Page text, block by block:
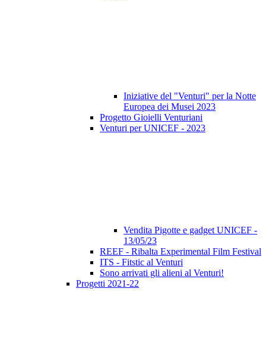
Iniziative del "Venturi" per la Notte
Europea dei Musei 2023
Progetto Gioielli Venturiani
Venturi per UNICEF - 2023
Vendita Pigotte e gadget UNICEF -
13/05/23
REEF - Ribalta Experimental Film Festival
ITS - Fitstic al Venturi
Sono arrivati gli alieni al Venturi!
Progetti 2021-22